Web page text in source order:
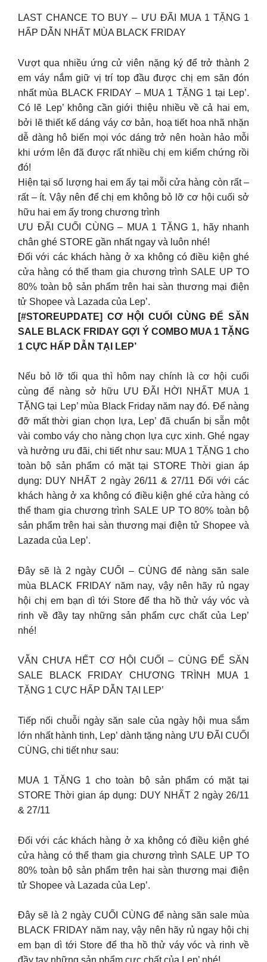
LAST CHANCE TO BUY – ƯU ĐÃI MUA 1 TẶNG 1
HẤP DẪN NHẤT MÙA BLACK FRIDAY
Vượt qua nhiều ứng cử viên nặng ký để trở thành 2
em váy nắm giữ vị trí top đầu được chị em săn đón
nhất mùa BLACK FRIDAY – MUA 1 TẶNG 1 tại Lep’.
Có lẽ Lep’ không cần giới thiệu nhiều về cả hai em,
bởi lẽ thiết kế dáng váy cơ bản, hoạ tiết hoa nhã nhặn
dễ dàng hô biến mọi vóc dáng trở nên hoàn hảo mỗi
khi ướm lên đã được rất nhiều chị em kiểm chứng rồi
đó!
Hiện tại số lượng hai em ấy tại mỗi cửa hàng còn rất –
rất – ít. Vậy nên để chị em không bỏ lỡ cơ hội cuối sở
hữu hai em ấy trong chương trình
ƯU ĐÃI CUỐI CÙNG – MUA 1 TẶNG 1, hãy nhanh
chân ghé STORE gần nhất ngay và luôn nhé!
Đối với các khách hàng ở xa không có điều kiện ghé
cửa hàng có thể tham gia chương trình SALE UP TO
80% toàn bộ sản phẩm trên hai sàn thương mại điện
tử Shopee và Lazada của Lep’.
[#STOREUPDATE] CƠ HỘI CUỐI CÙNG ĐỂ SĂN
SALE BLACK FRIDAY GỢI Ý COMBO MUA 1 TẶNG
1 CỰC HẤP DẪN TẠI LEP’
Nếu bỏ lỡ tối qua thì hôm nay chính là cơ hội cuối
cùng để nàng sở hữu ƯU ĐÃI HỜI NHẤT MUA 1
TẶNG tại Lep’ mùa Black Friday năm nay đó. Để nàng
đỡ mất thời gian chọn lựa, Lep’ đã chuẩn bị sẵn một
vài combo váy cho nàng chọn lựa cực xinh. Ghé ngay
và hưởng ưu đãi, chi tiết như sau: MUA 1 TẶNG 1 cho
toàn bộ sản phẩm có mặt tại STORE Thời gian áp
dụng: DUY NHẤT 2 ngày 26/11 & 27/11 Đối với các
khách hàng ở xa không có điều kiện ghé cửa hàng có
thể tham gia chương trình SALE UP TO 80% toàn bộ
sản phẩm trên hai sàn thương mại điện tử Shopee và
Lazada của Lep’.
Đây sẽ là 2 ngày CUỐI – CÙNG để nàng săn sale
mùa BLACK FRIDAY năm nay, vậy nên hãy rủ ngay
hội chị em bạn dì tới Store để tha hồ thử váy vóc và
rinh về đầy tay những sản phẩm cực chất của Lep’
nhé!
VẪN CHƯA HẾT CƠ HỘI CUỐI – CÙNG ĐỂ SĂN
SALE BLACK FRIDAY CHƯƠNG TRÌNH MUA 1
TẶNG 1 CỰC HẤP DẪN TẠI LEP’
Tiếp nối chuỗi ngày săn sale của ngày hội mua sắm
lớn nhất hành tinh, Lep’ dành tặng nàng ƯU ĐÃI CUỐI
CÙNG, chi tiết như sau:
MUA 1 TẶNG 1 cho toàn bộ sản phẩm có mặt tại
STORE Thời gian áp dụng: DUY NHẤT 2 ngày 26/11
& 27/11
Đối với các khách hàng ở xa không có điều kiện ghé
cửa hàng có thể tham gia chương trình SALE UP TO
80% toàn bộ sản phẩm trên hai sàn thương mại điện
tử Shopee và Lazada của Lep’.
Đây sẽ là 2 ngày CUỐI CÙNG để nàng săn sale mùa
BLACK FRIDAY năm nay, vậy nên hãy rủ ngay hội chị
em bạn dì tới Store để tha hồ thử váy vóc và rinh về